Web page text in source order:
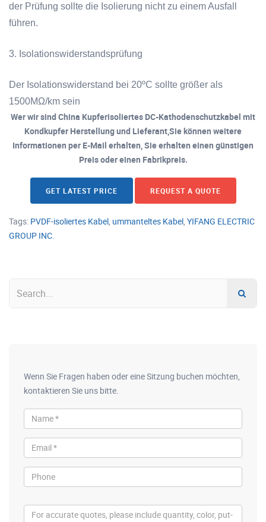
der Prüfung sollte die Isolierung nicht zu einem Ausfall
führen.
3. Isolationswiderstandsprüfung
Der Isolationswiderstand bei 20ºC sollte größer als
1500MΩ/km sein
Wer wir sind China Kupferisoliertes DC-Kathodenschutzkabel mit
Kondkupfer Herstellung und Lieferant,Sie können weitere
Informationen per E-Mail erhalten, Sie erhalten einen günstigen
Preis oder einen Fabrikpreis.
GET LATEST PRICE REQUEST A QUOTE
Tags: PVDF-isoliertes Kabel, ummanteltes Kabel, YIFANG ELECTRIC
GROUP INC.
Wenn Sie Fragen haben oder eine Sitzung buchen möchten,
kontaktieren Sie uns bitte.